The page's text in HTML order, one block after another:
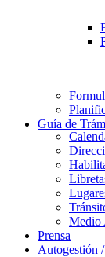
Guía de
Medio
Prensa
Autogestión /